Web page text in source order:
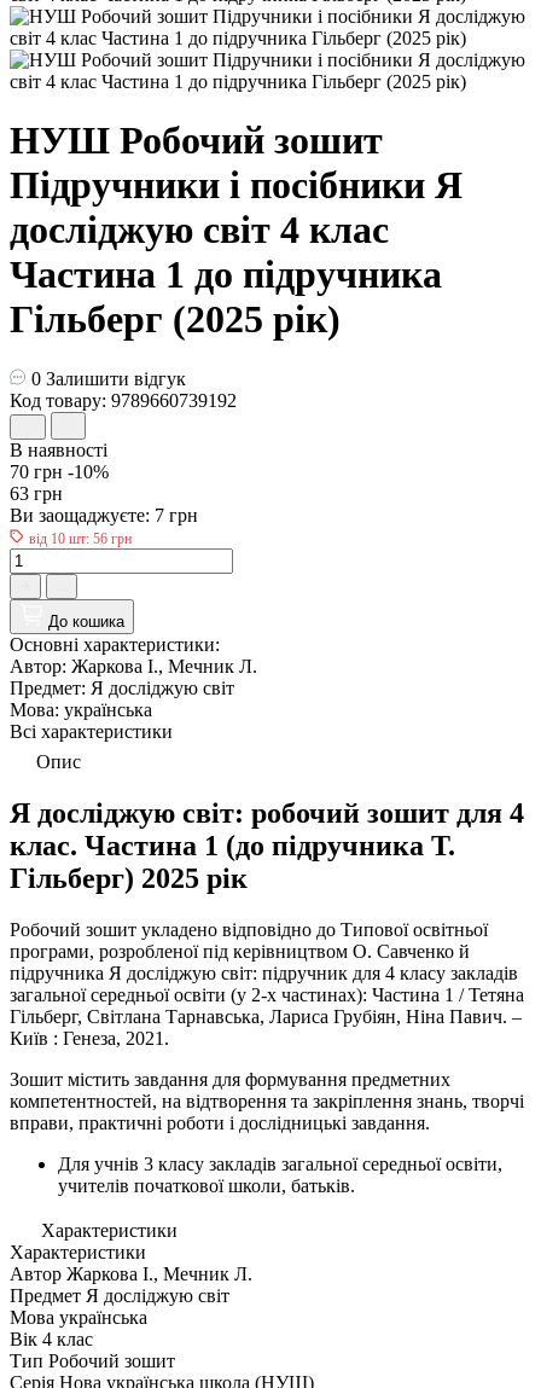
НУШ Робочий зошит
Пiдручники i посiбники Я
досліджую світ 4 клас
Частина 1 до підручника
Гільберг (2025 рік)
0 Залишити відгук
Код товару: 9789660739192
В наявності
70 грн -10%
63 грн
Ви заощаджуєте: 7 грн
від 10 шт: 56 грн
До кошика
Основні характеристики:
Автор: Жаркова I., Мечник Л.
Предмет: Я досліджую світ
Мова: українська
Всі характеристики
Опис
Я досліджую світ: робочий зошит для 4
клас. Частина 1 (до підручника Т.
Гільберг) 2025 рік
Робочий зошит укладено відповідно до Типової освітньої
програми, розробленої під керівництвом О. Савченко й
підручника Я досліджую світ: підручник для 4 класу закладів
загальної середньої освіти (у 2-х частинах): Частина 1 / Тетяна
Гільберг, Світлана Тарнавська, Лариса Грубіян, Ніна Павич. –
Київ : Генеза, 2021.
Зошит містить завдання для формування предметних
компетентностей, на відтворення та закріплення знань, творчі
вправи, практичні роботи і дослідницькі завдання.
Для учнів 3 класу закладів загальної середньої освіти,
учителів початкової школи, батьків.
Характеристики
Характеристики
Автор Жаркова I., Мечник Л.
Предмет Я досліджую світ
Мова українська
Вік 4 клас
Тип Робочий зошит
Серія Нова українська школа (НУШ)